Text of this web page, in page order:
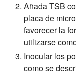
Añada TSB
placa de
favorecer la
utilizarse
Inocular los
como se